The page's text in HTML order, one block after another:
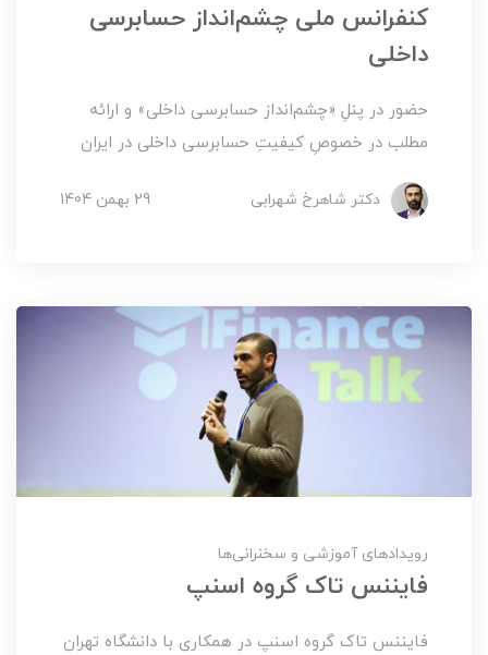
کنفرانس ملی چشم‌انداز حسابرسی
داخلی
حضور در پنلِ «چشم‌انداز حسابرسی داخلی» و ارائه
مطلب در خصوصِ کیفیتِ حسابرسی داخلی در ایران
دکتر شاهرخ شهرابی 29 بهمن 1404
رویدادهای آموزشی و سخنرانی‌ها
فایننس تاک گروه اسنپ
فایننس تاک گروه اسنپ در همکاری با دانشگاه تهران